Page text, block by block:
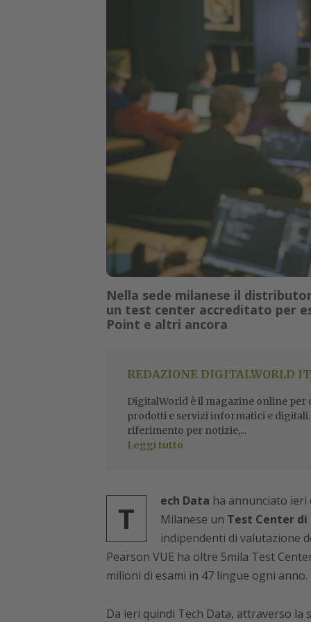
Nella sede milanese il
un test center accreditato per
Point e altri ancora
REDAZIONE DIGITALWORLD
DigitalWorld è il magazine online per
prodotti e servizi informatici e
riferimento per notizie,...
Leggi tutto
T ech Data ha annunciato ieri
Milanese un Test Center di
indipendenti di valutazione
Pearson VUE ha oltre 5mila Test
milioni di esami in 47 lingue ogni anno.
Da ieri quindi Tech Data, attraverso la